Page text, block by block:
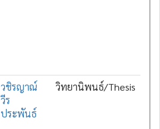
วชิรญาณ์
วีร
ประพันธ์
วิทยานิพนธ์/Thesis